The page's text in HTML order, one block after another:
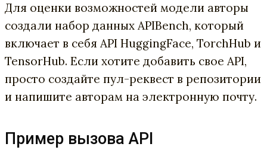
Для оценки возможностей модели авторы
создали набор данных APIBench, который
включает в себя API HuggingFace, TorchHub и
TensorHub. Если хотите добавить свое API,
просто создайте пул-реквест в репозитории
и напишите авторам на электронную почту.
Пример вызова API